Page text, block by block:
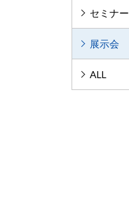
セミナー
展示会
ALL